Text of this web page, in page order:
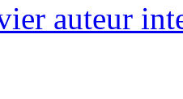
auteur